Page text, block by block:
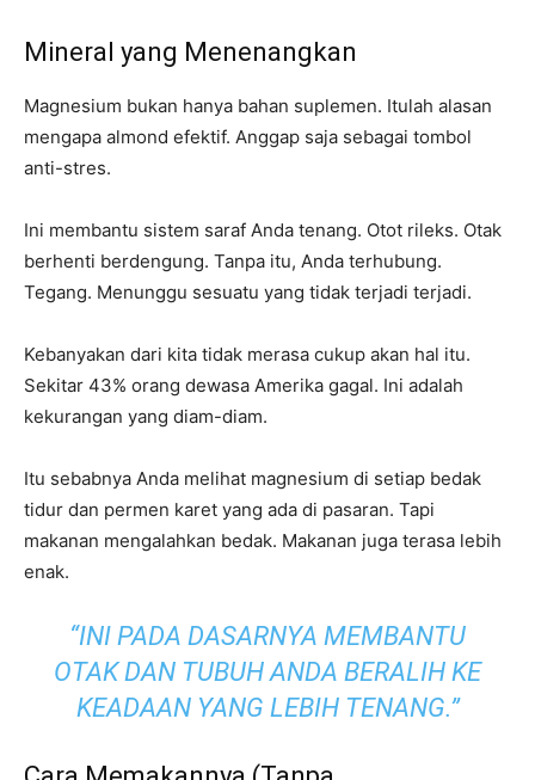
Mineral yang Menenangkan
Magnesium bukan hanya bahan suplemen. Itulah alasan
mengapa almond efektif. Anggap saja sebagai tombol
anti-stres.
Ini membantu sistem saraf Anda tenang. Otot rileks. Otak
berhenti berdengung. Tanpa itu, Anda terhubung.
Tegang. Menunggu sesuatu yang tidak terjadi terjadi.
Kebanyakan dari kita tidak merasa cukup akan hal itu.
Sekitar 43% orang dewasa Amerika gagal. Ini adalah
kekurangan yang diam-diam.
Itu sebabnya Anda melihat magnesium di setiap bedak
tidur dan permen karet yang ada di pasaran. Tapi
makanan mengalahkan bedak. Makanan juga terasa lebih
enak.
“INI PADA DASARNYA MEMBANTU
OTAK DAN TUBUH ANDA BERALIH KE
KEADAAN YANG LEBIH TENANG.”